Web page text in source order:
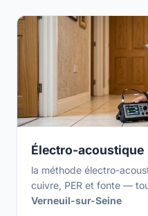
Électro-acoustique
la méthode électro-
cuivre, PER et fonte —
Verneuil-sur-Seine